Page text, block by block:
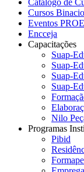
Catálogo de
Cursos
Eventos
Encceja
Capacitações
Suap-
Suap-
Suap-
Suap-
Nilo
Programas
Pibid